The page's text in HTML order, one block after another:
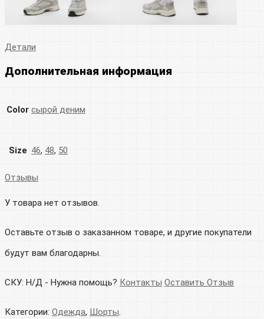
Детали
Дополнительная информация
Color сырой деним
Size 46, 48, 50
Отзывы
У товара нет отзывов.
Оставьте отзыв о заказанном товаре, и другие покупатели
будут вам благодарны.
СКУ: Н/Д - Нужна помощь? Контакты Оставить Отзыв
Категории: Одежда, Шорты.